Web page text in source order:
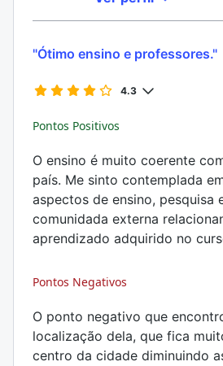
"Ótimo ensino e professores."
4.3
Pontos Positivos
O ensino é muito coerente
país. Me sinto contemplada
aspectos de ensino, pesquisa
comunidada externa
aprendizado adquirido no
Pontos Negativos
O ponto negativo que
localização dela, que fica
centro da cidade diminuindo